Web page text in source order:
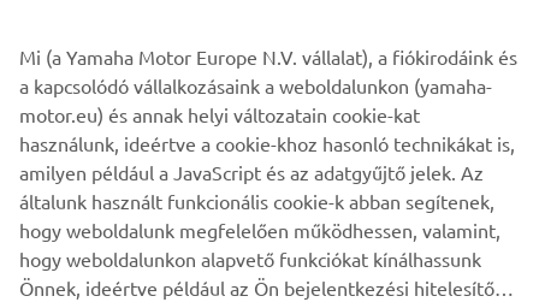
HÍRLEVÉL
Legyél az elsők között, aki a legújabb ajánlatokról, különleges
eseményekről, újdonságokról stb. értesül.
ELŐFIZETÉS
Mi (a Yamaha Motor Europe N.V. vállalat), a fiókirodáink és
a kapcsolódó vállalkozásaink a weboldalunkon (yamaha-
motor.eu) és annak helyi változatain cookie-kat
használunk, ideértve a cookie-khoz hasonló technikákat is,
amilyen például a JavaScript és az adatgyűjtő jelek. Az
általunk használt funkcionális cookie-k abban segítenek,
hogy weboldalunk megfelelően működhessen, valamint,
hogy weboldalunkon alapvető funkciókat kínálhassunk
Önnek, ideértve például az Ön bejelentkezési hitelesítő